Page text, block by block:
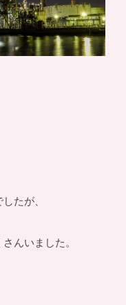
たが、
んいました。